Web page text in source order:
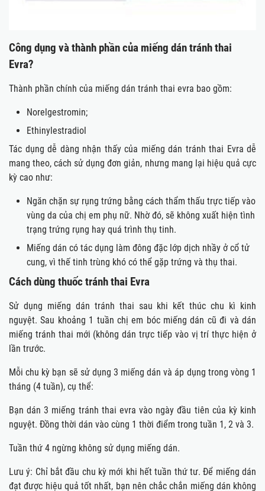
Công dụng và thành phần của miếng dán tránh thai
Evra?
Thành phần chính của miếng dán tránh thai evra bao gồm:
Norelgestromin;
Ethinylestradiol
Tác dụng dễ dàng nhận thấy của miếng dán tránh thai Evra dễ
mang theo, cách sử dụng đơn giản, nhưng mang lại hiệu quả cực
kỳ cao như:
Ngăn chặn sự rụng trứng bằng cách thẩm thấu trực tiếp vào
vùng da của chị em phụ nữ. Nhờ đó, sẽ không xuất hiện tình
trạng trứng rụng hay quá trình thụ tinh.
Miếng dán có tác dụng làm đông đặc lớp dịch nhầy ở cổ tử
cung, vì thế tinh trùng khó có thể gặp trứng và thụ thai.
Cách dùng thuốc tránh thai Evra
Sử dụng miếng dán tránh thai sau khi kết thúc chu kì kinh
nguyệt. Sau khoảng 1 tuần chị em bóc miếng dán cũ đi và dán
miếng tránh thai mới (không dán trực tiếp vào vị trí thực hiện ở
lần trước.
Mỗi chu kỳ bạn sẽ sử dụng 3 miếng dán và áp dụng trong vòng 1
tháng (4 tuần), cụ thể:
Bạn dán 3 miếng tránh thai evra vào ngày đầu tiên của kỳ kinh
nguyệt. Đồng thời dán vào cùng 1 thời điểm trong tuần 1, 2 và 3.
Tuần thứ 4 ngừng không sử dụng miếng dán.
Lưu ý: Chỉ bắt đầu chu kỳ mới khi hết tuần thứ tư. Để miếng dán
đạt được hiệu quả tốt nhất, bạn nên chắc chắn miếng dán không